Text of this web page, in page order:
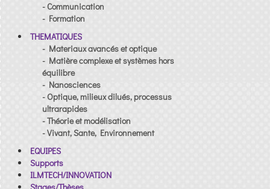
- Communication
- Formation
THEMATIQUES
- Materiaux avancés et optique
- Matière complexe et systèmes hors
équilibre
- Nanosciences
- Optique, milieux dilués, processus
ultrarapides
- Théorie et modélisation
- Vivant, Sante, Environnement
EQUIPES
Supports
ILMTECH/INNOVATION